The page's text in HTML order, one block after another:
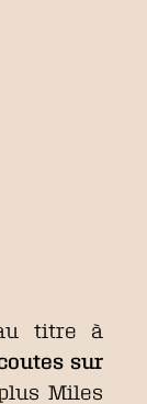
titre à
sur
Miles